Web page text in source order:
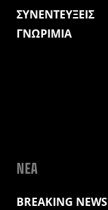
ΣΥΝΕΝΤΕΥΞΕΙΣ
ΓΝΩΡΙΜΙΑ
ΝΕΑ
BREAKING NEWS